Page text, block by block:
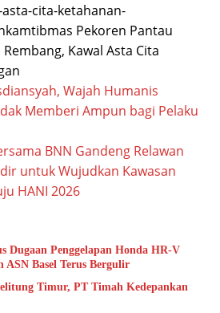
cita-ketahanan-
Pekoren Pantau
Kawal Asta Cita
Wajah Humanis
Memberi Ampun bagi Pelaku
BNN Gandeng Relawan
untuk Wujudkan Kawasan
HANI 2026
Dugaan Penggelapan Honda HR-V
Basel Terus Bergulir
Timur, PT Timah Kedepankan